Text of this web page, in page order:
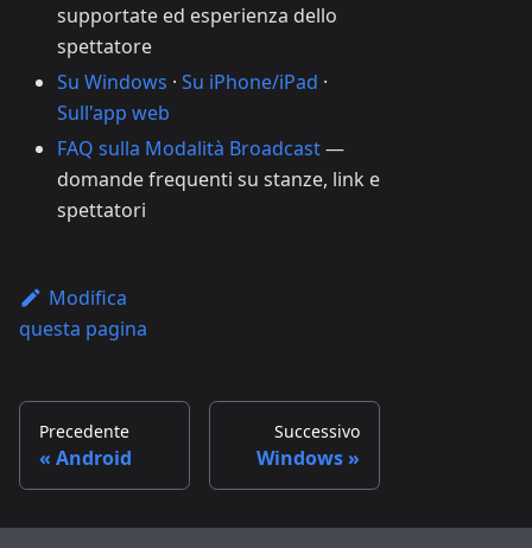
supportate ed esperienza dello
spettatore
Su Windows · Su iPhone/iPad ·
Sull'app web
FAQ sulla Modalità Broadcast—
domande frequenti su stanze, link e
spettatori
Modifica
questa pagina
Precedente
Android
Successivo
Windows